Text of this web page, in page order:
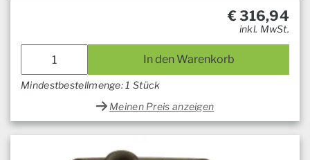
€316,94
inkl. MwSt.
In den Warenkorb
Mindestbestellmenge: 1 Stück
Meinen Preis anzeigen